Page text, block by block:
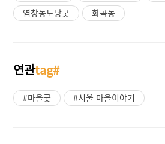
염창동도당굿
화곡동
연관tag#
#마을굿 #서울 마을이야기